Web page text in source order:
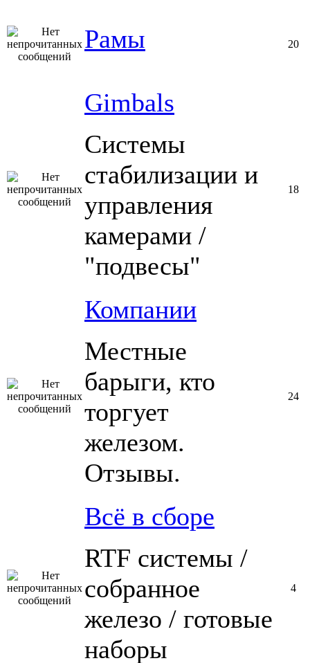
Рамы 20
Gimbals
Системы
стабилизации и
управления
камерами /
"подвесы"
18
Компании
Местные
барыги, кто
торгует
железом.
Отзывы.
24
Всё в сборе
RTF системы /
собранное
железо / готовые
наборы
4